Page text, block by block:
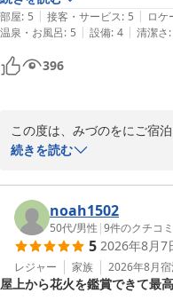
の度はありがとうございまし
部屋: 5 | 接客・サービス: 5 | ロケ
温泉・お風呂: 5 | 設備: 4 | 清潔さ:
396
この度は、みづのをにご宿
ます
たしました
「どの料理も美味しかった
ッフ一同大変嬉しく、今後の
そば山様のまたのお越しを
続きを読む
noah1502
50代/男性 |9件のクチコミ
5 2026年8月7
レジャー 家族 2026年8月
屋上から花火を鑑賞できて最高